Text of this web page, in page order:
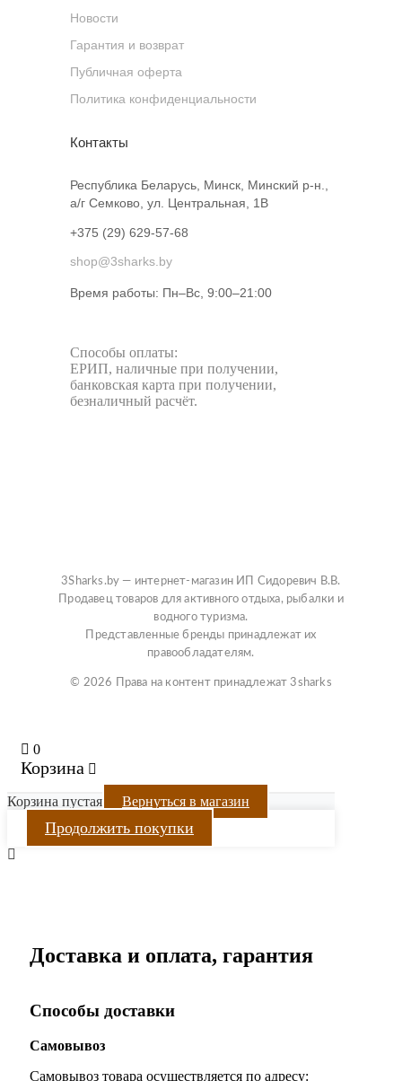
Новости
Гарантия и возврат
Публичная оферта
Политика конфиденциальности
Контакты
Республика Беларусь, Минск, Минский р-н.,
а/г Семково, ул. Центральная, 1В
+375 (29) 629-57-68
shop@3sharks.by
Время работы: Пн–Вс, 9:00–21:00​
Способы оплаты:
ЕРИП, наличные при получении,
банковская карта при получении,
безналичный расчёт.
3Sharks.by — интернет-магазин ИП Сидоревич В.В.
Продавец товаров для активного отдыха, рыбалки и
водного туризма.
Представленные бренды принадлежат их
правообладателям.
© 2026 Права на контент принадлежат 3sharks
0
Корзина
Корзина пустая Вернуться в магазин
Продолжить покупки
Доставка и оплата, гарантия
Способы доставки
Самовывоз
Самовывоз товара осуществляется по адресу: